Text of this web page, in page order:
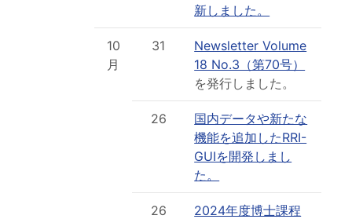
新しました。
10
月
31
Newsletter Volume
18 No.3（第70号）
を発行しました。
26
国内データや新たな
機能を追加したRRI-
GUIを開発しまし
た。
26
2024年度博士課程